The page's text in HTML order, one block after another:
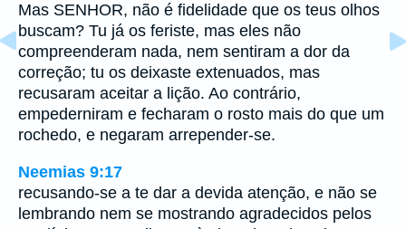
Mas SENHOR, não é fidelidade que os teus olhos
buscam? Tu já os feriste, mas eles não
compreenderam nada, nem sentiram a dor da
correção; tu os deixaste extenuados, mas
recusaram aceitar a lição. Ao contrário,
empederniram e fecharam o rosto mais do que um
rochedo, e negaram arrepender-se.
Neemias 9:17
recusando-se a te dar a devida atenção, e não se
lembrando nem se mostrando agradecidos pelos